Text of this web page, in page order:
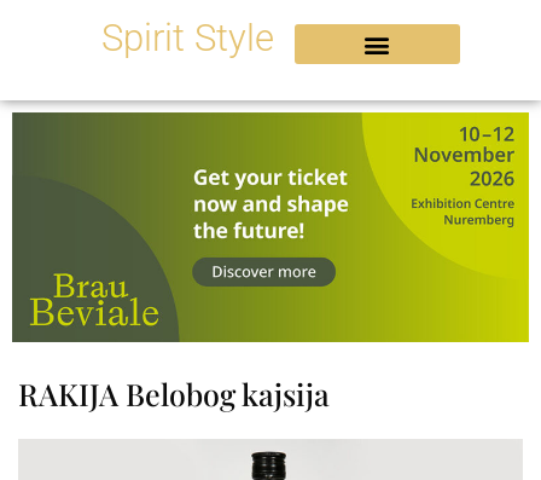
Spirit Style
RAKIJA Belobog kajsija